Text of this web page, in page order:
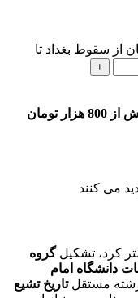
از سقوط بغداد تا
تومان
می کنند
کرد، تشکیلگروه
دانشگاه امام
تاریخ تشیع